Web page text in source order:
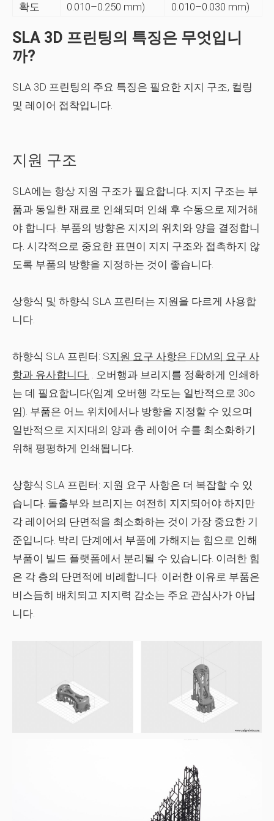
확도
0.010–0.250 mm)
0.010–0.030 mm)
SLA 3D 프린팅의 특징은 무엇입니
까?
SLA 3D 프린팅의 주요 특징은 필요한 지지 구조, 컬링
및 레이어 접착입니다.
지원 구조
SLA에는 항상 지원 구조가 필요합니다. 지지 구조는 부
품과 동일한 재료로 인쇄되며 인쇄 후 수동으로 제거해
야 합니다. 부품의 방향은 지지의 위치와 양을 결정합니
다. 시각적으로 중요한 표면이 지지 구조와 접촉하지 않
도록 부품의 방향을 지정하는 것이 좋습니다.
상향식 및 하향식 SLA 프린터는 지원을 다르게 사용합
니다.
하향식 SLA 프린터: S지원 요구 사항은 FDM의 요구 사
항과 유사합니다. . 오버행과 브리지를 정확하게 인쇄하
는 데 필요합니다(임계 오버행 각도는 일반적으로 30o
임). 부품은 어느 위치에서나 방향을 지정할 수 있으며
일반적으로 지지대의 양과 총 레이어 수를 최소화하기
위해 평평하게 인쇄됩니다.
상향식 SLA 프린터: 지원 요구 사항은 더 복잡할 수 있
습니다. 돌출부와 브리지는 여전히 지지되어야 하지만
각 레이어의 단면적을 최소화하는 것이 가장 중요한 기
준입니다. 박리 단계에서 부품에 가해지는 힘으로 인해
부품이 빌드 플랫폼에서 분리될 수 있습니다. 이러한 힘
은 각 층의 단면적에 비례합니다. 이러한 이유로 부품은
비스듬히 배치되고 지지력 감소는 주요 관심사가 아닙
니다.